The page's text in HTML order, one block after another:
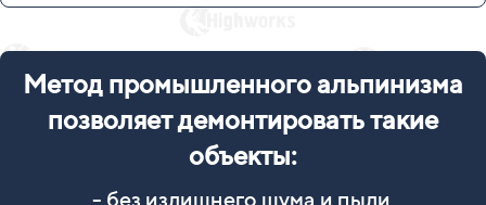
Метод промышленного альпинизма
позволяет демонтировать такие
объекты:
- без излишнего шума и пыли